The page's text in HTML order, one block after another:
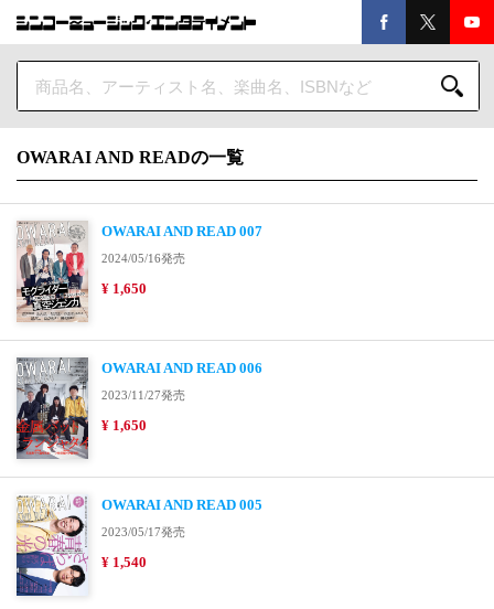
OWARAI AND READの一覧
OWARAI AND READ 007
2024/05/16発売
¥ 1,650
OWARAI AND READ 006
2023/11/27発売
¥ 1,650
OWARAI AND READ 005
2023/05/17発売
¥ 1,540